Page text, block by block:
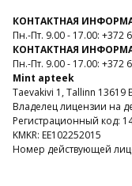
КОНТАКТНАЯ
Пн.-Пт. 9.00 - 17.00: +372
КОНТАКТНАЯ
Пн.-Пт. 9.00 - 17.00: +372
Mint apteek
Taevakivi 1, Tallinn 13619
Владелец лицензии на
Регистрационный код:
KMKR: EE102252015
Номер действующей